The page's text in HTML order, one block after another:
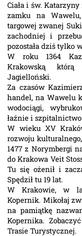
Ciała i św.
zamku na
targowej zwanej
zachodniej i
pozostała dziś tylko
W roku 1364
Krakowską którą
Jagielloński.
Za czasów
handel, na Wawelu
wodociągi,
łaźnie i
W wieku XV
rozwoju
1477 z Norymbergi
do Krakowa Veit
Tu się ożenił i
Spędził tu 19 lat.
W Krakowie, w
Kopernik. Mikołaj
na pamiątkę
Kopernika.
Trasie Turystycznej.